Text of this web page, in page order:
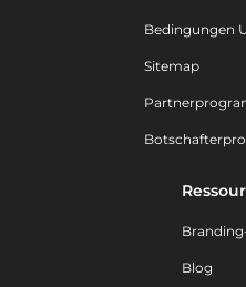
Bedingungen
Sitemap
Blog